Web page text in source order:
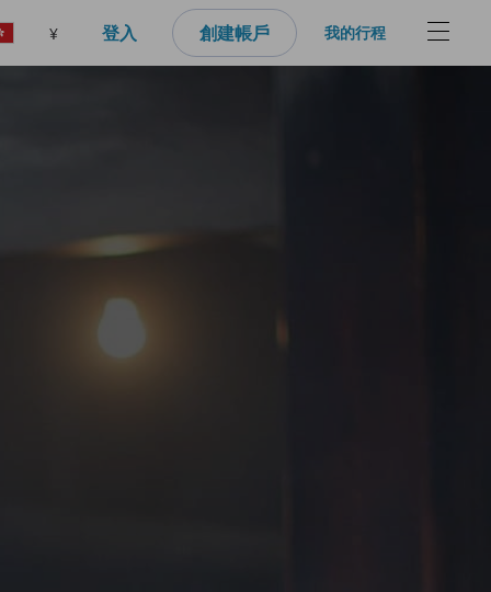
¥ 登入 創建帳戶 我的行程